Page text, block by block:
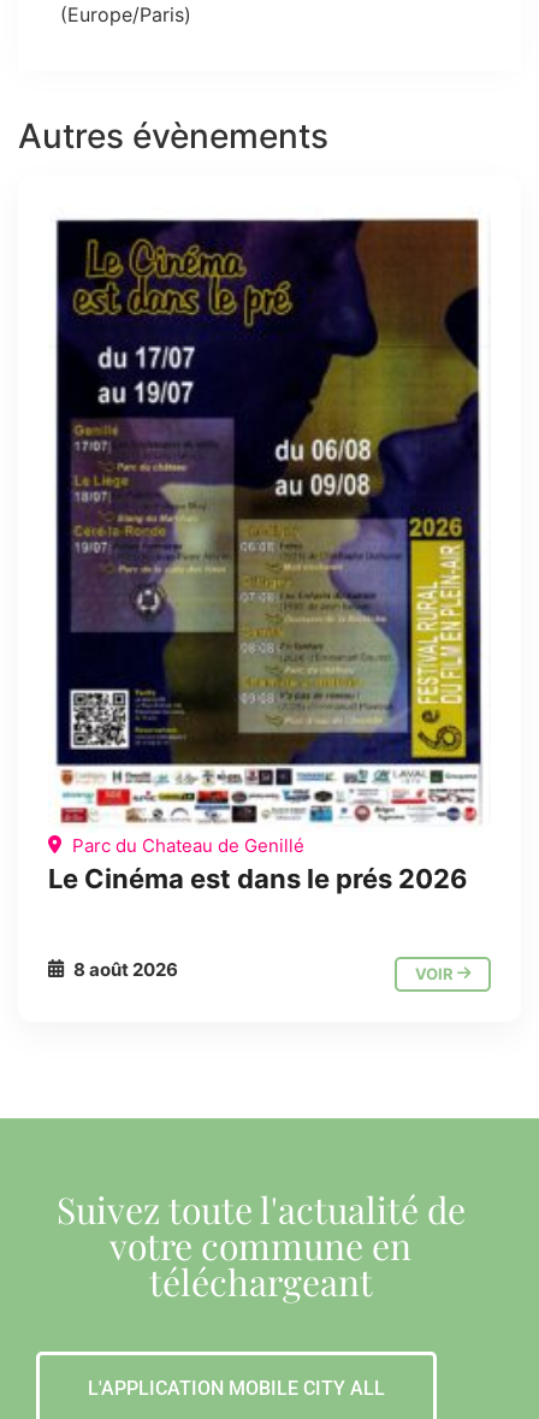
(Europe/Paris)
Autres évènements
Parc du Chateau de Genillé
Le Cinéma est dans le prés 2026
8 août 2026 VOIR
Suivez toute l'actualité de
votre commune en
téléchargeant
L'APPLICATION MOBILE CITY ALL